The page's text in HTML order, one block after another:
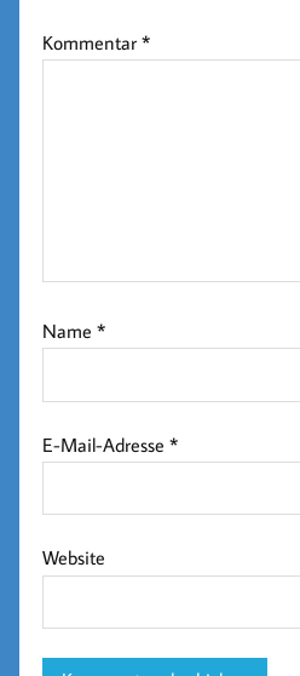
Kommentar*
Name*
E-Mail-Adresse*
Website